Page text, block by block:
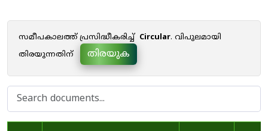
സമീപകാലത്ത് പ്രസിദ്ധീകരിച്ച് Circular. വിപുലമായി
തിരയുന്നതിന്
തിരയുക